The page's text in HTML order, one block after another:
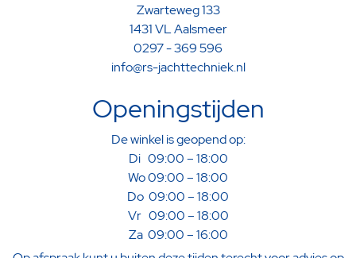
Zwarteweg 133
1431 VL Aalsmeer
0297 - 369 596
info@rs-jachttechniek.nl
Openingstijden
De winkel is geopend op:
Di 09:00 – 18:00
Wo 09:00 – 18:00
Do 09:00 – 18:00
Vr 09:00 – 18:00
Za 09:00 – 16:00